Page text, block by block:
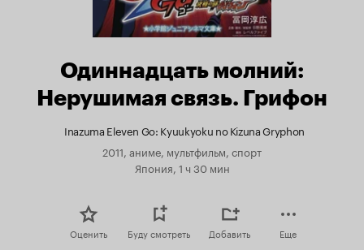
Одиннадцать молний:
Нерушимая связь. Грифон
Inazuma Eleven Go: Kyuukyoku no Kizuna Gryphon
2011, аниме, мультфильм, спорт
Япония, 1 ч 30 мин
Оценить Буду смотреть Добавить Еще